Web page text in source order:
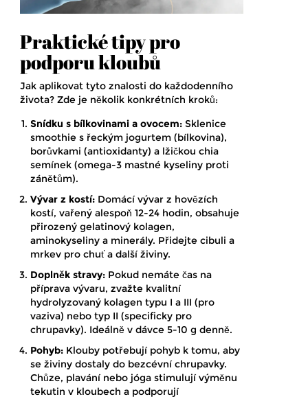
Praktické tipy pro
podporu kloubů
Jak aplikovat tyto znalosti do každodenního
života? Zde je několik konkrétních kroků:
Snídku s bílkovinami a ovocem: Sklenice
smoothie s řeckým jogurtem (bílkovina),
borůvkami (antioxidanty) a lžičkou chia
semínek (omega-3 mastné kyseliny proti
zánětům).
Vývar z kostí: Domácí vývar z hovězích
kostí, vařený alespoň 12-24 hodin, obsahuje
přirozený gelatinový kolagen,
aminokyseliny a minerály. Přidejte cibuli a
mrkev pro chuť a další živiny.
Doplněk stravy: Pokud nemáte čas na
příprava vývaru, zvažte kvalitní
hydrolyzovaný kolagen typu I a III (pro
vaziva) nebo typ II (specificky pro
chrupavky). Ideálně v dávce 5-10 g denně.
Pohyb: Klouby potřebují pohyb k tomu, aby
se živiny dostaly do bezcévní chrupavky.
Chůze, plavání nebo jóga stimulují výměnu
tekutin v kloubech a podporují